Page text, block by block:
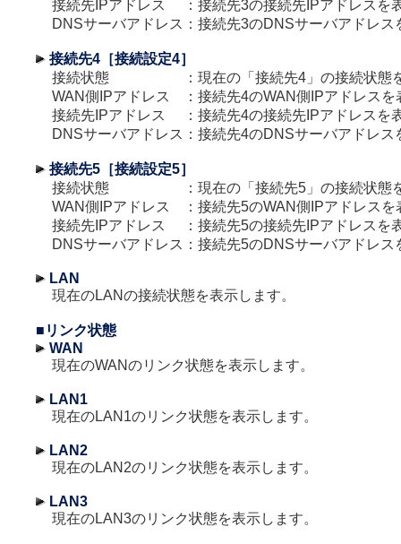
接続先IPアドレス ： 接続先3の接続先IPアドレスを
DNSサーバアドレス ： 接続先3のDNSサーバアドレス
接続先4［接続設定4］
接続状態
： 現在の「接続先4」の接続状態
WAN側IPアドレス
： 接続先4のWAN側IPアドレスを
接続先IPアドレス
： 接続先4の接続先IPアドレスを
DNSサーバアドレス ： 接続先4のDNSサーバアドレス
接続先5［接続設定5］
接続状態
： 現在の「接続先5」の接続状態
WAN側IPアドレス
： 接続先5のWAN側IPアドレスを
接続先IPアドレス
： 接続先5の接続先IPアドレスを
DNSサーバアドレス ： 接続先5のDNSサーバアドレス
LAN
現在のLANの接続状態を表示します。
■リンク状態
WAN
現在のWANのリンク状態を表示します。
LAN1
現在のLAN1のリンク状態を表示します。
LAN2
現在のLAN2のリンク状態を表示します。
LAN3
現在のLAN3のリンク状態を表示します。